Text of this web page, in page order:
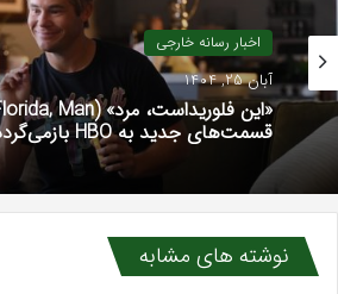
اخبار رسانه خارجی
آبان 25, 1404
قسمت‌های جدید به HBO بازمی‌گردد
نوشته های مشابه